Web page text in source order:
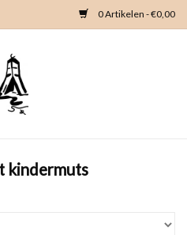
0 Artikelen - €0,00
kindermuts